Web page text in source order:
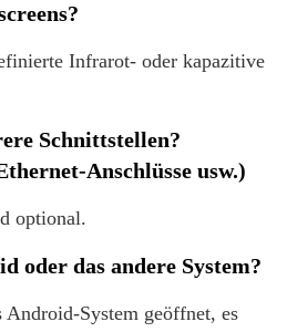
Infrarot- oder kapazitive
Schnittstellen?
Anschlüsse usw.)
optional.
oder das andere System?
Android-System geöffnet, es